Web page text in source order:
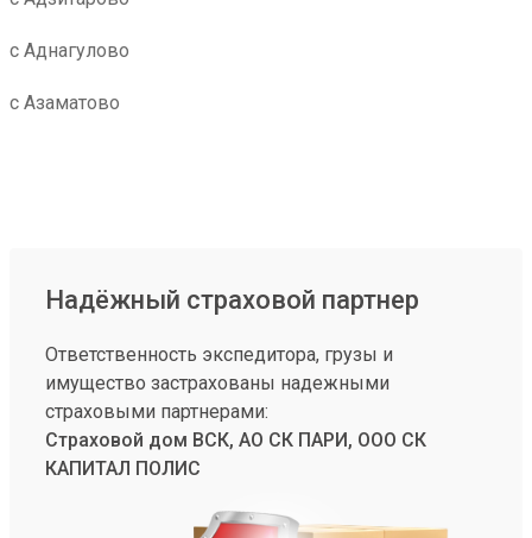
с Аднагулово
с Азаматово
Надёжный страховой партнер
Ответственность экспедитора, грузы и
имущество застрахованы надежными
страховыми партнерами:
Страховой дом ВСК, АО СК ПАРИ, ООО СК
КАПИТАЛ ПОЛИС